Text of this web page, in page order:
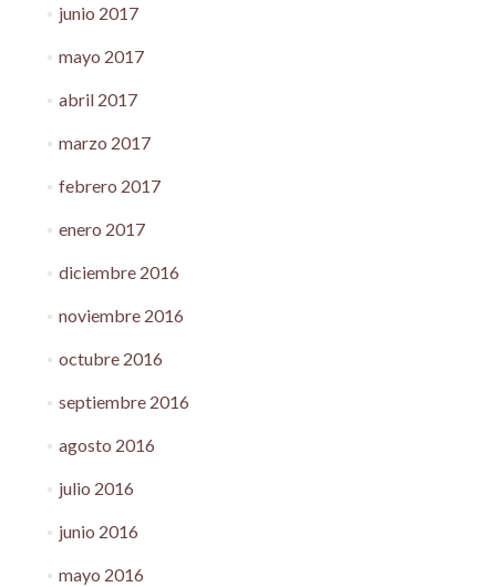
junio 2017
mayo 2017
abril 2017
marzo 2017
febrero 2017
enero 2017
diciembre 2016
noviembre 2016
octubre 2016
septiembre 2016
agosto 2016
julio 2016
junio 2016
mayo 2016